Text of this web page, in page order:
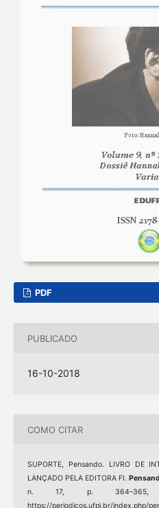
PDF
PUBLICADO
16-10-2018
COMO CITAR
SUPORTE, Pensando. LIVRO DE
LANÇADO PELA EDITORA FI.
n. 17, p. 364–365,
https://periodicos.ufpi.br/index.php/